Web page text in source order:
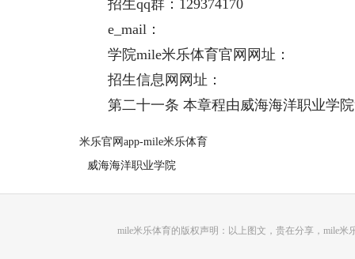
招生qq群：129374170
e_mail：
学院mile米乐体育官网网址：
招生信息网网址：
第二十一条 本章程由威海海洋职业学院
米乐官网app-mile米乐体育
威海海洋职业学院
mile米乐体育的版权声明：以上图文，贵在分享，mile